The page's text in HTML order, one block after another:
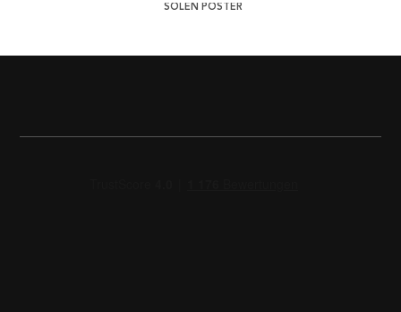
SOLEN POSTER